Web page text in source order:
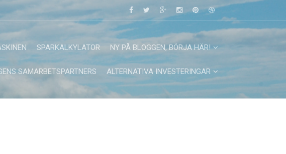
SPARKALKYLATOR NY PÅ BLOGGEN, BÖRJA HÄR!
SAMARBETSPARTNERS ALTERNATIVA INVESTERINGAR